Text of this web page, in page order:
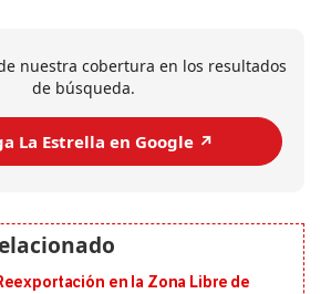
nuestra cobertura en los resultados
de búsqueda.
La Estrella en Google ↗️
en la Zona Libre de